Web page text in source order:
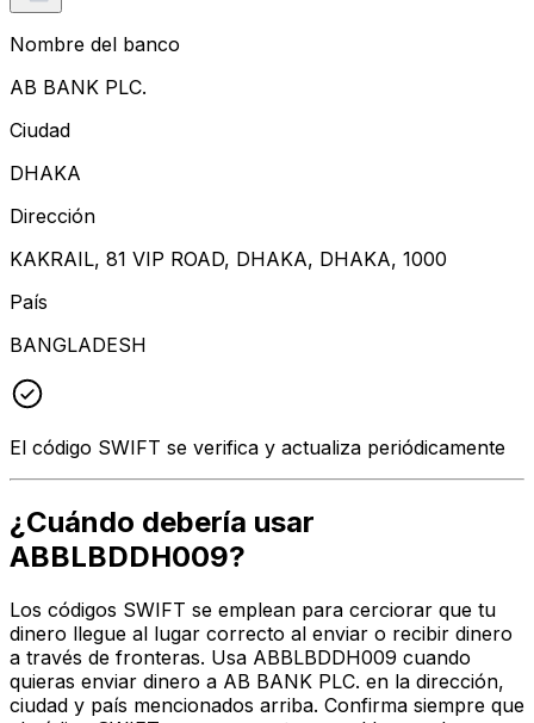
Nombre del banco
AB BANK PLC.
Ciudad
DHAKA
Dirección
KAKRAIL, 81 VIP ROAD, DHAKA, DHAKA, 1000
País
BANGLADESH
El código SWIFT se verifica y actualiza periódicamente
¿Cuándo debería usar
ABBLBDDH009?
Los códigos SWIFT se emplean para cerciorar que tu
dinero llegue al lugar correcto al enviar o recibir dinero
a través de fronteras. Usa ABBLBDDH009 cuando
quieras enviar dinero a AB BANK PLC. en la dirección,
ciudad y país mencionados arriba. Confirma siempre que